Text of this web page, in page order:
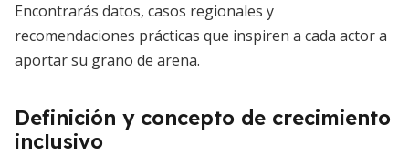
Encontrarás datos, casos regionales y
recomendaciones prácticas que inspiren a cada actor a
aportar su grano de arena.
Definición y concepto de crecimiento
inclusivo